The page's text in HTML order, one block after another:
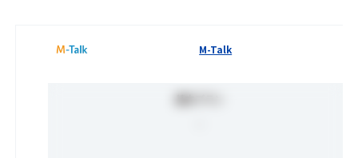
M-Talk